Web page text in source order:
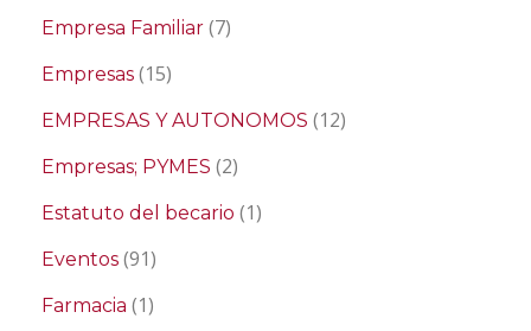
Empresa Familiar (7)
Empresas (15)
EMPRESAS Y AUTONOMOS (12)
Empresas; PYMES (2)
Estatuto del becario (1)
Eventos (91)
Farmacia (1)